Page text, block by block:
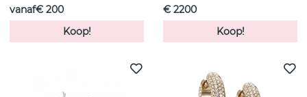
vanaf€ 200
Koop!
€ 2200
Koop!